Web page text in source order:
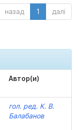
назад 1 далі
Автор(и)
гол. ред. К. В.
Балабанов